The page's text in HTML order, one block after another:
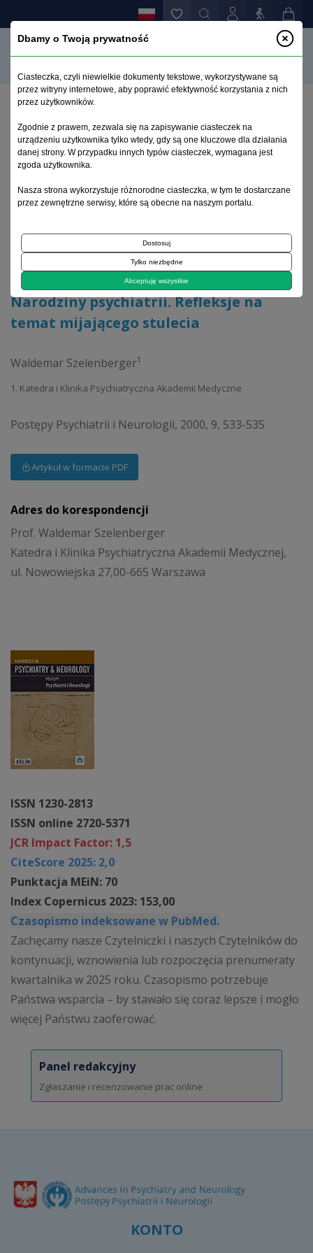
ISSN 1230-2813
ISSN online 2720-5371
JCR Impact Factor: 1,5
CiteScore 2025: 2,0
Punktacja MEiN: 70
Index Copernicus 2023: 153,00
Czasopismo indeksowane w PubMed.
Zachęcamy nasze Czytelniczki i naszych Czytelników do
kontynuacji, wznowienia lub rozpoczęcia prenumeraty
kwartalnika w 2025 roku. Czasopismo potrzebuje
Państwa wsparcia – by stawało się coraz lepsze i mogło
więcej Państwu zaoferować.
Panel redakcyjny
Zgłaszanie i recenzowanie prac online
Narodziny psychiatrii. Refleksje na temat mijającego
stulecia
Archiwum 1992–2014
2000, tom 9, zeszyt 4
Psychiatria dwudziestego wieku
Narodziny psychiatrii. Refleksje na
temat mijającego stulecia
Waldemar Szelenberger1
1. Katedra i Klinika Psychiatryczna Akademii Medyczne
Postępy Psychiatrii i Neurologii, 2000, 9, 533-535
Artykuł w formacie PDF
Adres do korespondencji
Prof. Waldemar Szelenberger
Katedra i Klinika Psychiatryczna Akademii Medycznej,
ul. Nowowiejska 27,00-665 Warszawa
KONTO
Dbamy o Twoją prywatność
Ciasteczka, czyli niewielkie dokumenty tekstowe, wykorzystywane są
przez witryny internetowe, aby poprawić efektywność korzystania z nich
przez użytkowników.
Zgodnie z prawem, zezwala się na zapisywanie ciasteczek na
urządzeniu użytkownika tylko wtedy, gdy są one kluczowe dla działania
danej strony. W przypadku innych typów ciasteczek, wymagana jest
zgoda użytkownika.
Nasza strona wykorzystuje różnorodne ciasteczka, w tym te dostarczane
przez zewnętrzne serwisy, które są obecne na naszym portalu.
Dostosuj
Tylko niezbędne
Akceptuję wszystkie